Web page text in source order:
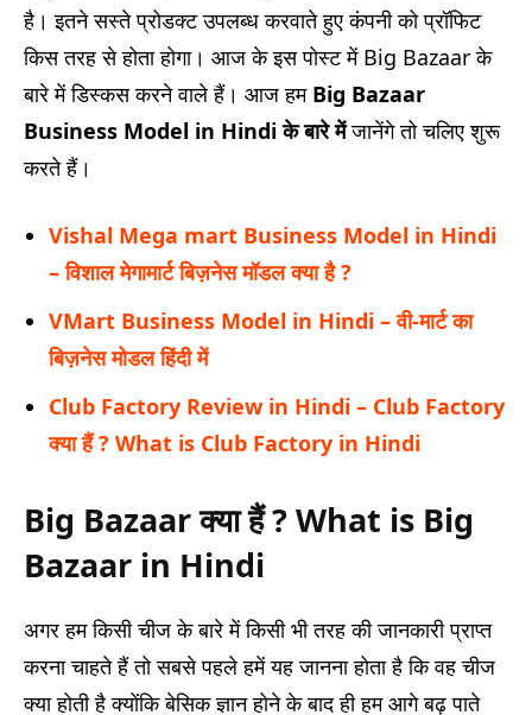
है। इतने सस्ते प्रोडक्ट उपलब्ध करवाते हुए कंपनी को प्रॉफिट
किस तरह से होता होगा। आज के इस पोस्ट में Big Bazaar के
बारे में डिस्कस करने वाले हैं। आज हम Big Bazaar
Business Model in Hindiके बारे मेंजानेंगे तो चलिए शुरू
करते हैं।
Vishal Mega mart Business Model in Hindi
– विशाल मेगामार्ट बिज़नेस मॉडल क्या है ?
VMart Business Model in Hindi – वी-मार्ट का
बिज़नेस मोडल हिंदी में
Club Factory Review in Hindi – Club Factory
क्या हैं ? What is Club Factory in Hindi
Big Bazaar क्या हैं ? What is Big
Bazaar in Hindi
अगर हम किसी चीज के बारे में किसी भी तरह की जानकारी प्राप्त
करना चाहते हैं तो सबसे पहले हमें यह जानना होता है कि वह चीज
क्या होती है क्योंकि बेसिक ज्ञान होने के बाद ही हम आगे बढ़ पाते